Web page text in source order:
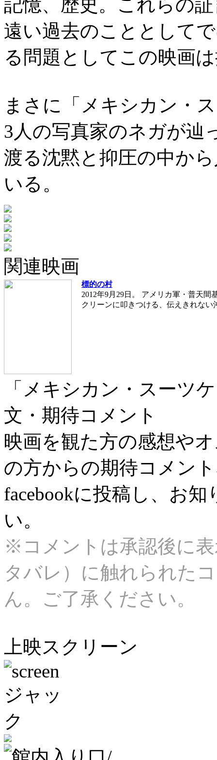
記憶、歴史。これらの
遠い過去のこととして
る問題としてこの映画
まさに「メキシカン・
3人の写真家のネガが辿
渡る沈黙と抑圧の中か
いる。
関連映画
標的の村
2012年9月29日。 アメリカ軍・普天間
クリーンに叩きつける、伝えきれない
「メキシカン・スーツ
文・期待コメント
映画を観た方の感想や
の方からの期待コメン
facebookに投稿し、お
い。
※コメントは承認後に
タバレ）に触れられた
ん。ご了承ください。
上映スクリーン